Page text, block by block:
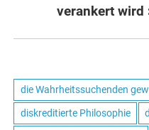
verankert wird
die Wahrheitssuchenden
diskreditierte Philosophie